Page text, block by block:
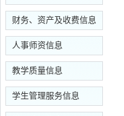
财务、资产及收费信息
人事师资信息
教学质量信息
学生管理服务信息